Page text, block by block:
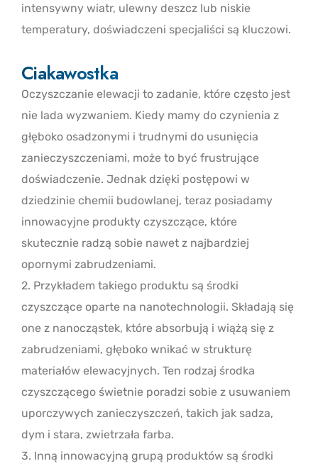
intensywny wiatr, ulewny deszcz lub niskie
temperatury, doświadczeni specjaliści są kluczowi.
Ciakawostka
Oczyszczanie elewacji to zadanie, które często jest
nie lada wyzwaniem. Kiedy mamy do czynienia z
głęboko osadzonymi i trudnymi do usunięcia
zanieczyszczeniami, może to być frustrujące
doświadczenie. Jednak dzięki postępowi w
dziedzinie chemii budowlanej, teraz posiadamy
innowacyjne produkty czyszczące, które
skutecznie radzą sobie nawet z najbardziej
opornymi zabrudzeniami.
2. Przykładem takiego produktu są środki
czyszczące oparte na nanotechnologii. Składają się
one z nanocząstek, które absorbują i wiążą się z
zabrudzeniami, głęboko wnikać w strukturę
materiałów elewacyjnych. Ten rodzaj środka
czyszczącego świetnie poradzi sobie z usuwaniem
uporczywych zanieczyszczeń, takich jak sadza,
dym i stara, zwietrzała farba.
3. Inną innowacyjną grupą produktów są środki